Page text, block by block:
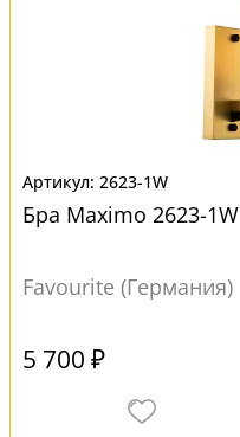
2623-1W
Бра Maximo 2623-1W
Favourite (Германия)
5 700 ₽